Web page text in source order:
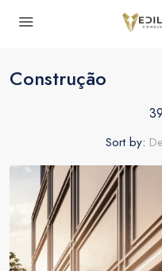
Construção
Sort by: